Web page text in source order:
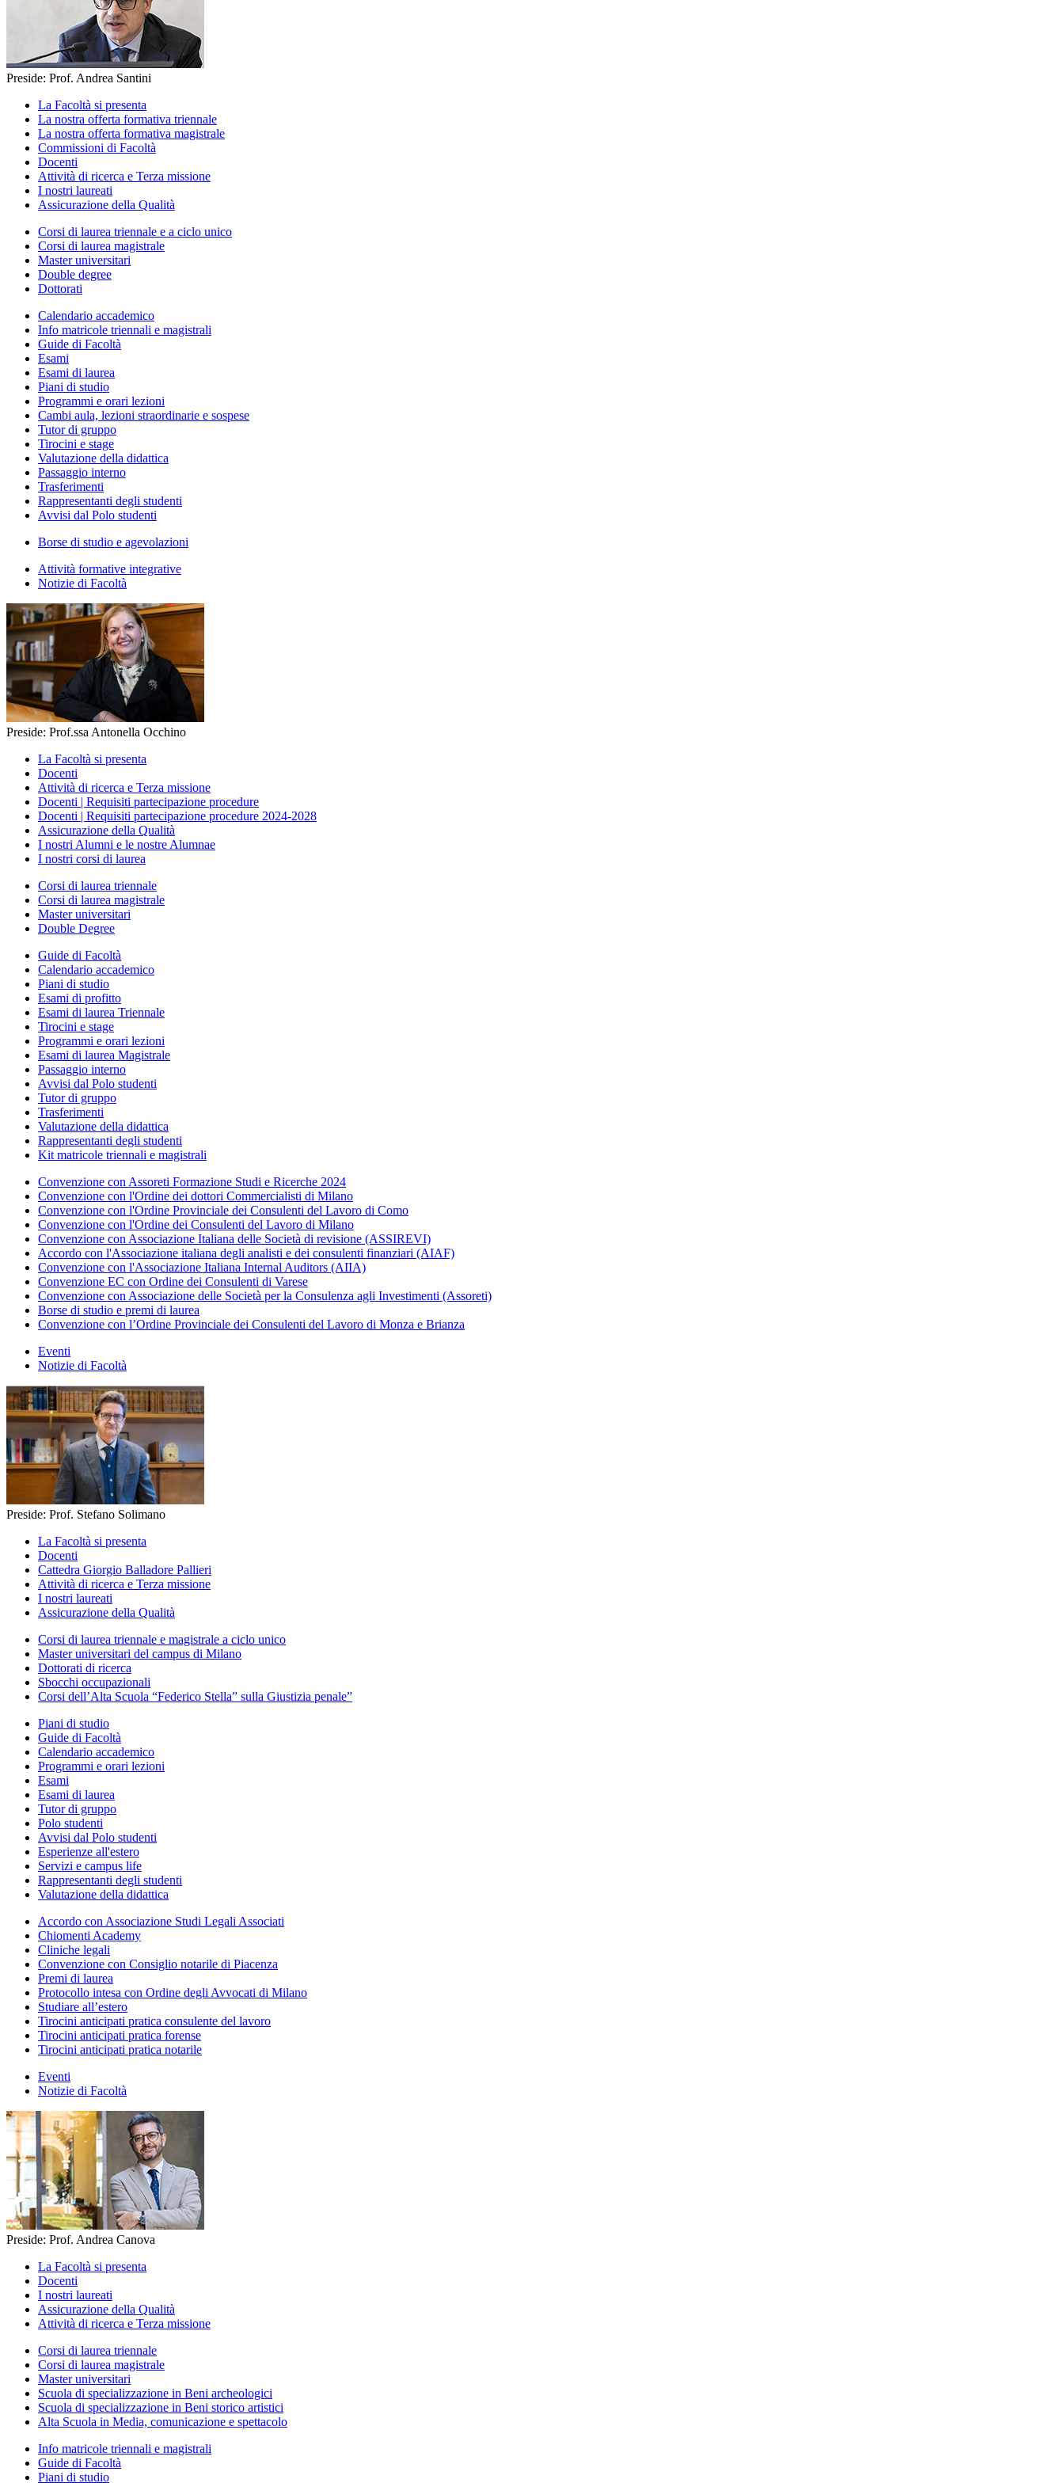
Preside: Prof. Andrea Santini
La Facoltà si presenta
La nostra offerta formativa triennale
La nostra offerta formativa magistrale
Commissioni di Facoltà
Docenti
Attività di ricerca e Terza missione
I nostri laureati
Assicurazione della Qualità
Corsi di laurea triennale e a ciclo unico
Corsi di laurea magistrale
Master universitari
Double degree
Dottorati
Calendario accademico
Info matricole triennali e magistrali
Guide di Facoltà
Esami
Esami di laurea
Piani di studio
Programmi e orari lezioni
Cambi aula, lezioni straordinarie e sospese
Tutor di gruppo
Tirocini e stage
Valutazione della didattica
Passaggio interno
Trasferimenti
Rappresentanti degli studenti
Avvisi dal Polo studenti
Borse di studio e agevolazioni
Attività formative integrative
Notizie di Facoltà
Preside: Prof.ssa Antonella Occhino
La Facoltà si presenta
Docenti
Attività di ricerca e Terza missione
Docenti | Requisiti partecipazione procedure
Docenti | Requisiti partecipazione procedure 2024-2028
Assicurazione della Qualità
I nostri Alumni e le nostre Alumnae
I nostri corsi di laurea
Corsi di laurea triennale
Corsi di laurea magistrale
Master universitari
Double Degree
Guide di Facoltà
Calendario accademico
Piani di studio
Esami di profitto
Esami di laurea Triennale
Tirocini e stage
Programmi e orari lezioni
Esami di laurea Magistrale
Passaggio interno
Avvisi dal Polo studenti
Tutor di gruppo
Trasferimenti
Valutazione della didattica
Rappresentanti degli studenti
Kit matricole triennali e magistrali
Convenzione con Assoreti Formazione Studi e Ricerche 2024
Convenzione con l'Ordine dei dottori Commercialisti di Milano
Convenzione con l'Ordine Provinciale dei Consulenti del Lavoro di Como
Convenzione con l'Ordine dei Consulenti del Lavoro di Milano
Convenzione con Associazione Italiana delle Società di revisione (ASSIREVI)
Accordo con l'Associazione italiana degli analisti e dei consulenti finanziari (AIAF)
Convenzione con l'Associazione Italiana Internal Auditors (AIIA)
Convenzione EC con Ordine dei Consulenti di Varese
Convenzione con Associazione delle Società per la Consulenza agli Investimenti (Assoreti)
Borse di studio e premi di laurea
Convenzione con l’Ordine Provinciale dei Consulenti del Lavoro di Monza e Brianza
Eventi
Notizie di Facoltà
Preside: Prof. Stefano Solimano
La Facoltà si presenta
Docenti
Cattedra Giorgio Balladore Pallieri
Attività di ricerca e Terza missione
I nostri laureati
Assicurazione della Qualità
Corsi di laurea triennale e magistrale a ciclo unico
Master universitari del campus di Milano
Dottorati di ricerca
Sbocchi occupazionali
Corsi dell’Alta Scuola “Federico Stella” sulla Giustizia penale”
Piani di studio
Guide di Facoltà
Calendario accademico
Programmi e orari lezioni
Esami
Esami di laurea
Tutor di gruppo
Polo studenti
Avvisi dal Polo studenti
Esperienze all'estero
Servizi e campus life
Rappresentanti degli studenti
Valutazione della didattica
Accordo con Associazione Studi Legali Associati
Chiomenti Academy
Cliniche legali
Convenzione con Consiglio notarile di Piacenza
Premi di laurea
Protocollo intesa con Ordine degli Avvocati di Milano
Studiare all’estero
Tirocini anticipati pratica consulente del lavoro
Tirocini anticipati pratica forense
Tirocini anticipati pratica notarile
Eventi
Notizie di Facoltà
Preside: Prof. Andrea Canova
La Facoltà si presenta
Docenti
I nostri laureati
Assicurazione della Qualità
Attività di ricerca e Terza missione
Corsi di laurea triennale
Corsi di laurea magistrale
Master universitari
Scuola di specializzazione in Beni archeologici
Scuola di specializzazione in Beni storico artistici
Alta Scuola in Media, comunicazione e spettacolo
Info matricole triennali e magistrali
Guide di Facoltà
Piani di studio